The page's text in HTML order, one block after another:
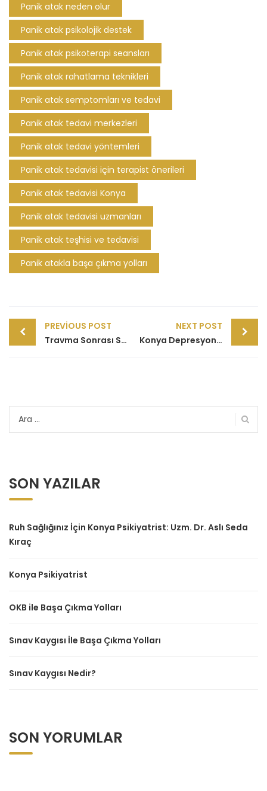
Panik atak neden olur
Panik atak psikolojik destek
Panik atak psikoterapi seansları
Panik atak rahatlama teknikleri
Panik atak semptomları ve tedavi
Panik atak tedavi merkezleri
Panik atak tedavi yöntemleri
Panik atak tedavisi için terapist önerileri
Panik atak tedavisi Konya
Panik atak tedavisi uzmanları
Panik atak teşhisi ve tedavisi
Panik atakla başa çıkma yolları
Post
navigation
PREVIOUS POST
Travma Sonrası Stres Bozukluğu Tedavisi Konya
NEXT POST
Konya Depresyon Tedavisi: Zihinsel Sağlığınızı İyileştirmenin Yolları
SON YAZILAR
Ruh Sağlığınız İçin Konya Psikiyatrist: Uzm. Dr. Aslı Seda
Kıraç
Konya Psikiyatrist
OKB ile Başa Çıkma Yolları
Sınav Kaygısı İle Başa Çıkma Yolları
Sınav Kaygısı Nedir?
SON YORUMLAR